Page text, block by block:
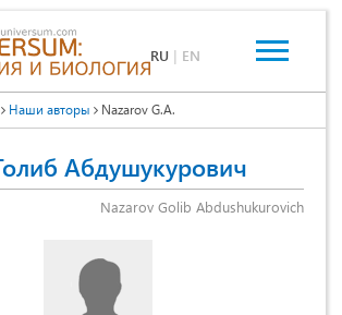
RU | EN
Наши авторы Nazarov G.A.
Абдушукурович
Nazarov Golib Abdushukurovich